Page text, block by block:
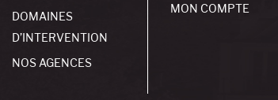
DOMAINES
D’INTERVENTION
NOS AGENCES
MON COMPTE